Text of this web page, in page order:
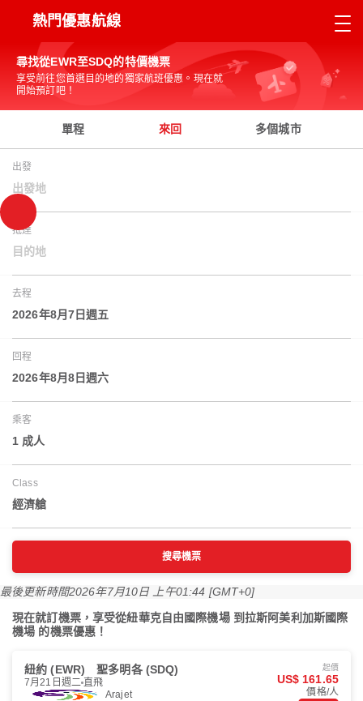
熱門優惠航線
尋找從EWR至SDQ的特價機票
享受前往您首選目的地的獨家航班優惠。現在就
開始預訂吧！
單程 來回 多個城市
出發
出發地
抵達
目的地
去程
2026年8月7日週五
回程
2026年8月8日週六
乘客
1 成人
Class
經濟艙
搜尋機票
最後更新時間2026年7月10日 上午01:44 [GMT+0]
現在就訂機票，享受從紐華克自由國際機場 到拉斯阿美利加斯國際
機場 的機票優惠！
紐約 (EWR) 聖多明各 (SDQ)
7月21日週二 直飛
Arajet
起價
US$ 161.65
價格/人